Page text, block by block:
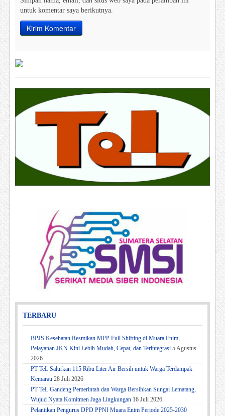
untuk komentar saya berikutnya.
TERBARU
BPJS Kesehatan Resmikan MPP Full Shifting di Muara Enim,
Pelayanan JKN Kini Lebih Mudah, Cepat, dan Terintegrasi 5 Agustus
2026
PT TeL Salurkan 115 Ribu Liter Air Bersih untuk Warga Terdampak
Kemarau 28 Juli 2026
PT TeL Gandeng Pemerintah dan Warga Bersihkan Sungai Lematang,
Wujud Nyata Komitmen Jaga Lingkungan 16 Juli 2026
Pelantikan Pengurus DPD PPNI Muara Enim Periode 2025-2030